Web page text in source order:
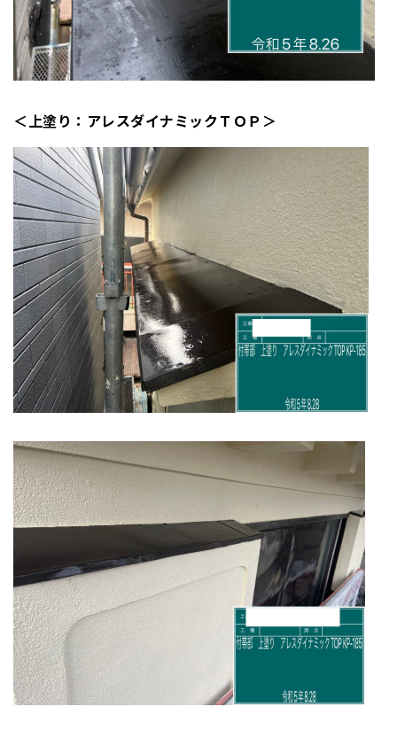
＜上塗り：アレスダイナミックＴＯＰ＞